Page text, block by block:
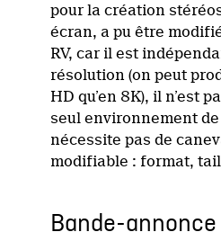
pour la création
écran, a pu être
RV, car il est
résolution (on peut
HD qu’en 8K), il n’est
seul environnement
nécessite pas de
modifiable : format,
Bande-annonce